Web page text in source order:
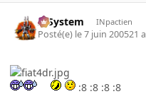
X-System INpactien
Posté(e) le 7 juin 200521 a
:8 :8 :8 :8